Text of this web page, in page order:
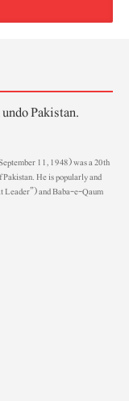
Pakistan.
11, 1948) was a 20th
He is popularly and
Leader”) and Baba-e-Qaum